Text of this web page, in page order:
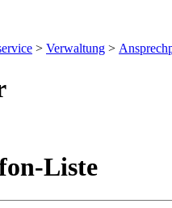
> Verwaltung >
Liste